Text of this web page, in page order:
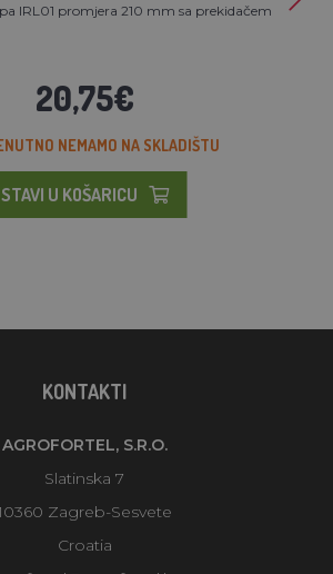
IRL01 promjera 210 mm sa prekidačem
20,75€
NEMAMO NA SKLADIŠTU
STAVI U KOŠARICU
KONTAKTI
AGROFORTEL, S.R.O.
Slatinska 7
Zagreb-Sesvete
Croatia